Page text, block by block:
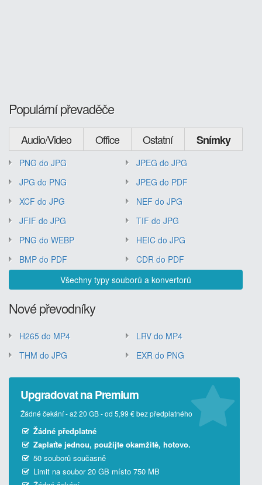
Populární převaděče
Audio/Video Office Ostatní Snímky
PNG do JPG
JPEG do JPG
JPG do PNG
JPEG do PDF
XCF do JPG
NEF do JPG
JFIF do JPG
TIF do JPG
PNG do WEBP
HEIC do JPG
BMP do PDF
CDR do PDF
Všechny typy souborů a konvertorů
Nové převodníky
H265 do MP4
LRV do MP4
THM do JPG
EXR do PNG
Upgradovat na Premium
Žádné čekání - až 20 GB - od 5,99 € bez předplatného
Žádné předplatné
Zaplaťte jednou, použijte okamžitě, hotovo.
50 souborů současně
Limit na soubor 20 GB místo 750 MB